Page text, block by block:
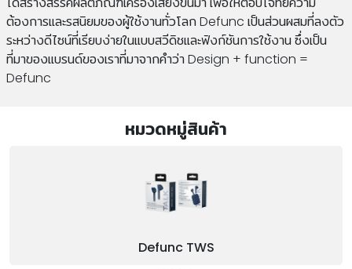
ต้องการและรสนิยมของผู้ใช้งานทั่วโลก Defunc เป็นส่วนผสมที่ลงตัว
ระหว่างดีไซน์ที่เรียบง่ายในแบบสวีดิชและฟังก์ชันการใช้งาน ซึ่งเป็น
ที่มาของแบรนด์ของเราที่มาจากคำว่า Design + function =
Defunc
หมวดหมู่สินค้า
Defunc TWS